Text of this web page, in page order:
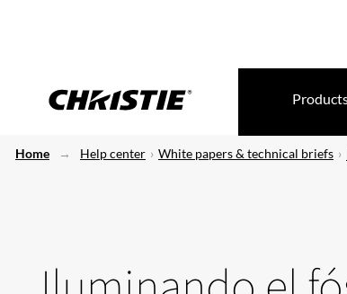
Home Help center White papers & technical briefs